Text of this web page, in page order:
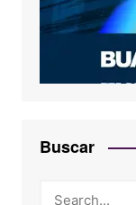
Buscar